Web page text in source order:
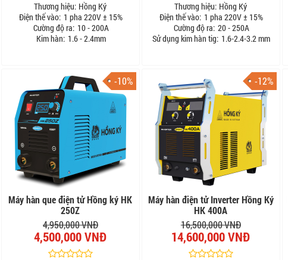
Thương hiệu: Hồng Ký
Điện thế vào: 1 pha 220V ± 15%
Cường độ ra: 10 - 200A
Kim hàn: 1.6 - 2.4mm
Thương hiệu: Hồng Ký
Điện thế vào: 1 pha 220V ± 15%
Cường độ ra: 20 - 250A
Sử dụng kim hàn tig: 1.6-2.4-3.2 mm
-10%
Máy hàn que điện tử Hồng ký HK
250Z
4,950,000 VNĐ
4,500,000 VNĐ
-12%
Máy hàn điện tử Inverter Hồng Ký
HK 400A
16,500,000 VNĐ
14,600,000 VNĐ